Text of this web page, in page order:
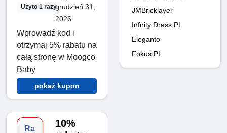
Użyto 1 razygrudzień 31,
2026
Wprowadź kod i
otrzymaj 5% rabatu na
całą stronę w Moogco
Baby
pokaż kupon
Ra
10%
JMBricklayer
Infnity Dress PL
Eleganto
Fokus PL